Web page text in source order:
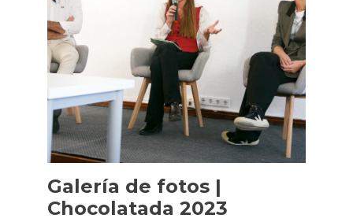
Galería de fotos |
Chocolatada 2023